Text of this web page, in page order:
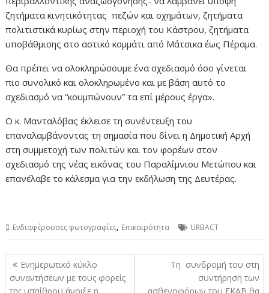
ζητήματα κινητικότητας πεζών και οχημάτων, ζητήματα
πολιτιστικά κυρίως στην περιοχή του Κάστρου, ζητήματα
υποβάθμισης στο αστικό κομμάτι από Μάτσικα έως Πέραμα.
Θα πρέπει να ολοκληρώσουμε ένα σχεδιασμό όσο γίνεται
πιο συνολικό και ολοκληρωμένο και με βάση αυτό το
σχεδιασμό να “κουμπώνουν” τα επί μέρους έργα».
Ο κ. Μανταλόβας έκλεισε τη συνέντευξη του
επαναλαμβάνοντας τη σημασία που δίνει η Δημοτική Αρχή
στη συμμετοχή των πολιτών και τον φορέων στον
σχεδιασμό της νέας εικόνας του Παραλίμνιου Μετώπου και
επανέλαβε το κάλεσμα για την εκδήλωση της Δευτέρας.
Ενδιαφέρουσες φωτογραφίες, Επικαιρότητα URBACT
Πλοήγηση
άρθρων
Ενημερωτικό κύκλο
συναντήσεων με τους φορείς
της υπαίθρου άνοιξε η
Τη συνδρομή του στη
συντήρηση των
ασθενοφόρων του ΕΚΑΒ θα